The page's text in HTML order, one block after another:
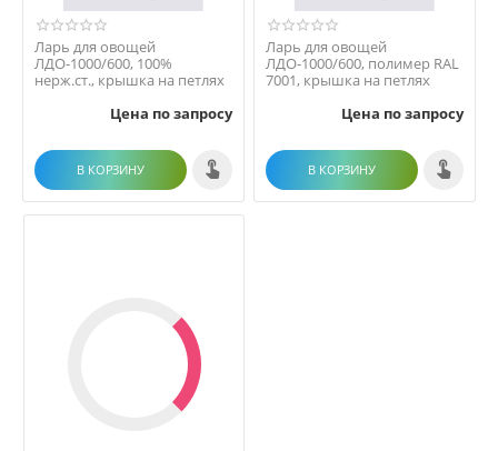
Ларь для овощей
ЛДО-1000/600, 100%
нерж.ст., крышка на петлях
Цена по запросу
В КОРЗИНУ
Ларь для овощей
ЛДО-1000/600, полимер RAL
7001, крышка на петлях
Цена по запросу
В КОРЗИНУ